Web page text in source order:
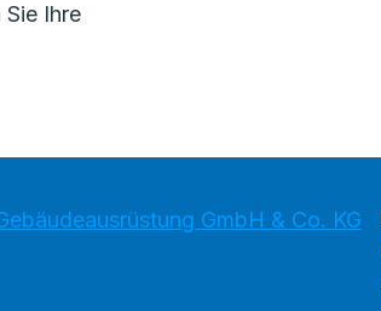
Ihre
GmbH & Co. KG